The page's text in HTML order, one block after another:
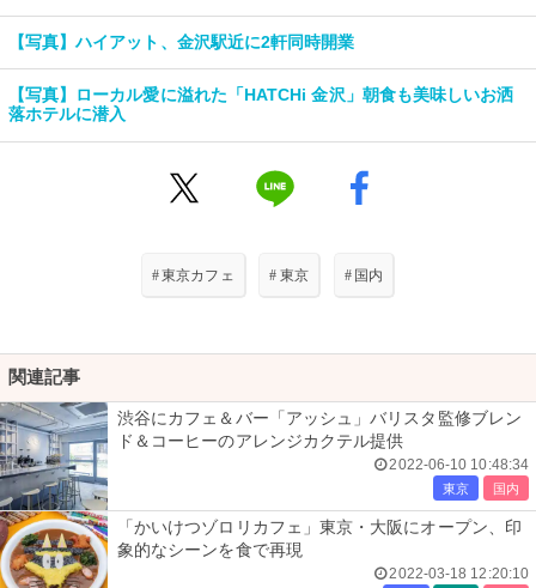
【写真】ハイアット、金沢駅近に2軒同時開業
【写真】ローカル愛に溢れた「HATCHi 金沢」朝食も美味しいお洒
落ホテルに潜入
#東京カフェ # 東京 # 国内
関連記事
渋谷にカフェ＆バー「アッシュ」バリスタ監修ブレン
ド＆コーヒーのアレンジカクテル提供
2022-06-10 10:48:34
東京 国内
「かいけつゾロリカフェ」東京・大阪にオープン、印
象的なシーンを食で再現
2022-03-18 12:20:10